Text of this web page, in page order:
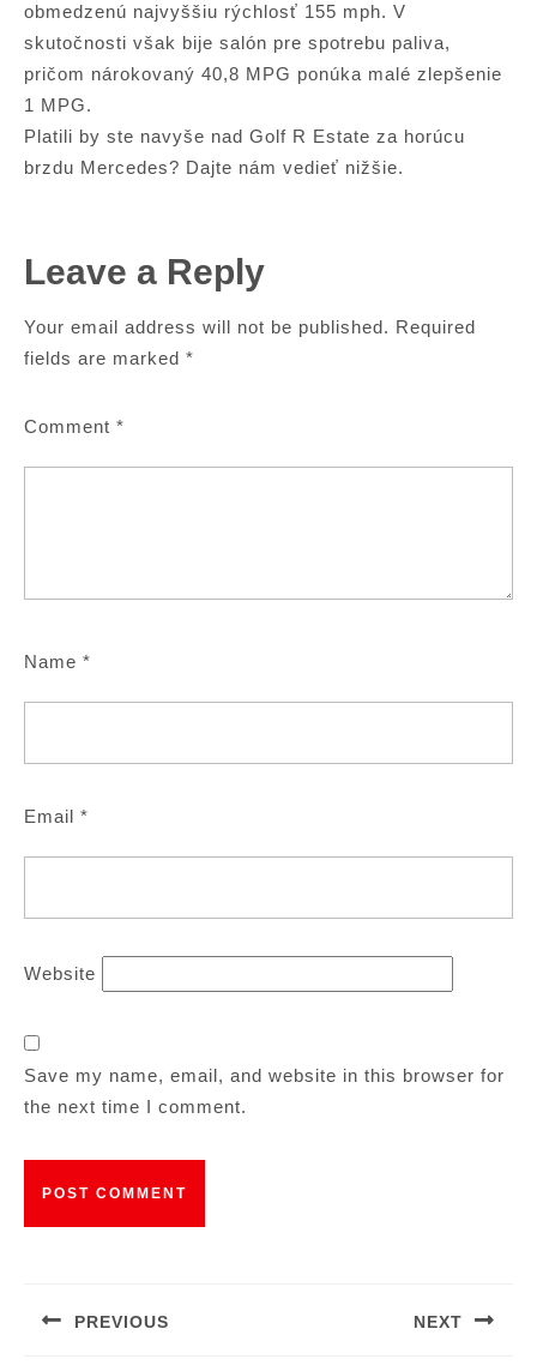
obmedzenú najvyššiu rýchlosť 155 mph. V
skutočnosti však bije salón pre spotrebu paliva,
pričom nárokovaný 40,8 MPG ponúka malé zlepšenie
1 MPG.
Platili by ste navyše nad Golf R Estate za horúcu
brzdu Mercedes? Dajte nám vedieť nižšie.
Leave a Reply
Your email address will not be published. Required
fields are marked *
Comment *
Name *
Email *
Website
Save my name, email, and website in this browser for
the next time I comment.
PREVIOUS NEXT